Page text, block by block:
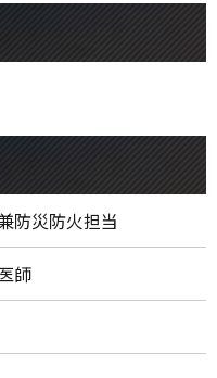
防災防火担当
師